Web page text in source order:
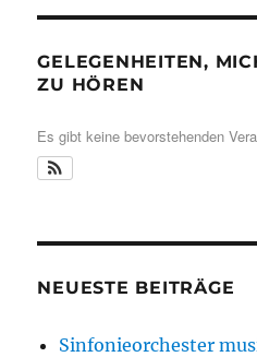
GELEGENHEITEN,
ZU HÖREN
Es gibt keine bevorstehenden
NEUESTE BEITRÄGE
Sinfonieorchester